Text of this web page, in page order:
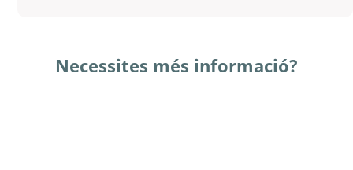
Necessites més informació?